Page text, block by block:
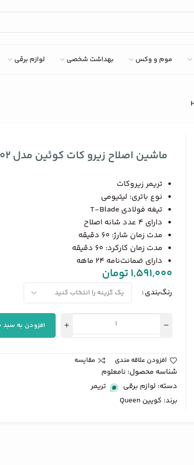
موم و وکس بهداشت شخصی لوازم برقی
ماشین اصلاح زیرو کات کوئین مدل HC002
تریمر زیروکات
نوع باتری: لیتیومی
تیغه فولادی T-Blade
دارای 4 عدد شانه اصلاح
مدت زمان شارژ: 60 دقیقه
مدت زمان کارکرد: 60 دقیقه
دارای ضمانت‌نامه 24 ماهه
1,591,000تومان
رنگ‌بندی
افزودن به سبد
افزودن علاقه مندی مقایسه
شناسه محصول: نامعلوم
دسته: لوازم برقی ,
تریمر
برند:کویین Queen